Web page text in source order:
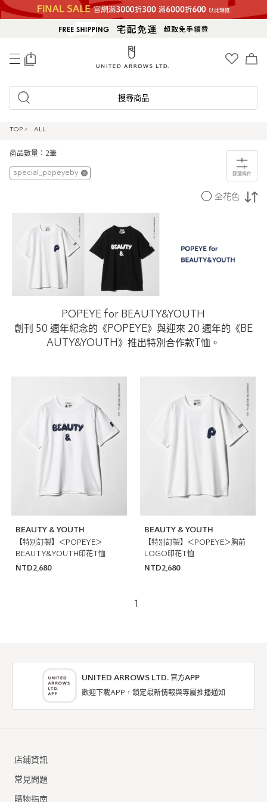
搜尋商品
TOP > ALL
商品數量：2筆
篩選條件
special_popeyeby
全花色
POPEYE for BEAUTY&YOUTH
創刊 50 週年紀念的《POPEYE》與迎來 20 週年的《BE
AUTY&YOUTH》推出特別合作款T恤。
BEAUTY & YOUTH
【特別訂製】＜POPEYE＞
BEAUTY&YOUTH印花T恤
NTD2,680
BEAUTY & YOUTH
【特別訂製】＜POPEYE＞胸前
LOGO印花T恤
NTD2,680
UNITED ARROWS LTD. 官方APP
歡迎下載APP，鎖定最新情報與專屬推播通知
店鋪資訊
常見問題
購物指南